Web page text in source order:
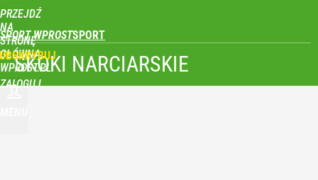
PRZEJDŹ
NA
STRONĘ
GŁÓWNĄ
WPROST.PL
SPORT WPROST
ZALOGUJ
SKOKI NARCIARSKIE